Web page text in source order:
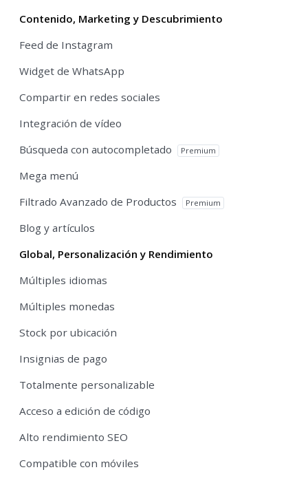
Contenido, Marketing y Descubrimiento
Feed de Instagram
Widget de WhatsApp
Compartir en redes sociales
Integración de vídeo
Búsqueda con autocompletado
Premium
Mega menú
Filtrado Avanzado de Productos
Premium
Blog y artículos
Global, Personalización y Rendimiento
Múltiples idiomas
Múltiples monedas
Stock por ubicación
Insignias de pago
Totalmente personalizable
Acceso a edición de código
Alto rendimiento SEO
Compatible con móviles